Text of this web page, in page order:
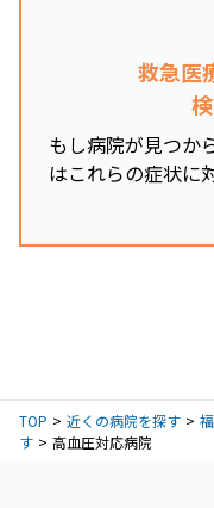
救急医
もし病院が見つか
はこれらの症状に
TOP 近くの病院を探す
す
高血圧対応病院